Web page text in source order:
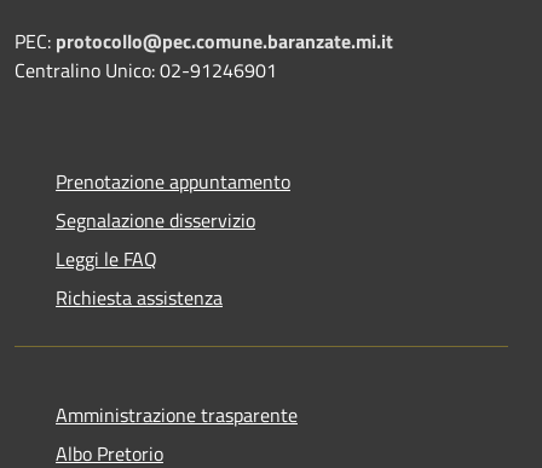
PEC: protocollo@pec.comune.baranzate.mi.it
Centralino Unico: 02-91246901
Prenotazione appuntamento
Segnalazione disservizio
Leggi le FAQ
Richiesta assistenza
Amministrazione trasparente
Albo Pretorio